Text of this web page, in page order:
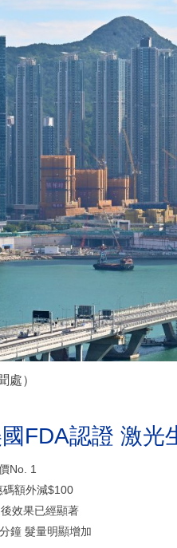
處）
FDA認證 激光
No. 1
額外減$100
效果已經顯著
鐘 髮量明顯增加